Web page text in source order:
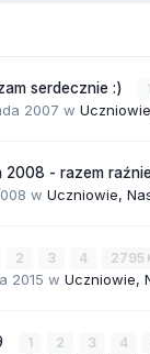
serdecznie :) 1
2007 w
2008 - razem
w Uczniowie,
2 3 4 2795
2015 w Uczniowie,
1 2 3 4